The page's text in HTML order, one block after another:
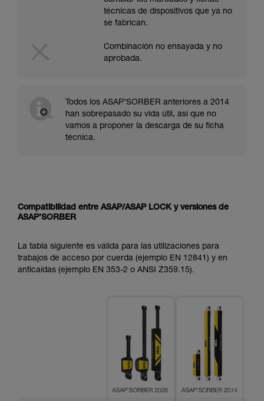
técnicas de dispositivos que ya no
se fabrican.
Combinación no ensayada y no
aprobada.
Todos los ASAP’SORBER anteriores a 2014
han sobrepasado su vida útil, así que no
vamos a proponer la descarga de su ficha
técnica.
Compatibilidad entre ASAP/ASAP LOCK y versiones de
ASAP’SORBER
La tabla siguiente es válida para las utilizaciones para
trabajos de acceso por cuerda (ejemplo EN 12841) y en
anticaídas (ejemplo EN 353-2 o ANSI Z359.15).